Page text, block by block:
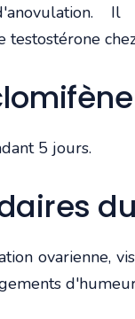
5 jours.
ovarienne,